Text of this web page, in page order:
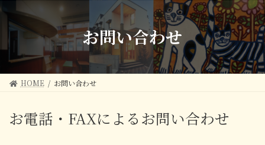
お問い合わせ
HOME お問い合わせ
お電話・FAXによるお問い合わせ